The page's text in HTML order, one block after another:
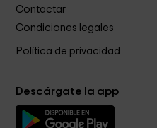
Contactar
Condiciones legales
Política de privacidad
Descárgate la app